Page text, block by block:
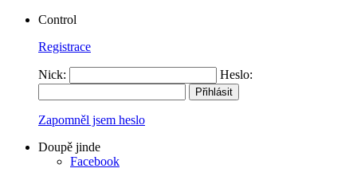
Control
Registrace
Nick: Heslo:
Zapomněl jsem heslo
Doupě jinde
Facebook